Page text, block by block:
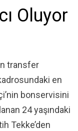
Oluyor
transfer
en
bonservisini
24 yaşındaki
Tekke’den